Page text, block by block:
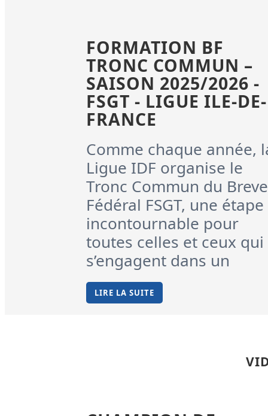
FORMATION BF
TRONC COMMUN –
SAISON 2025/2026 -
FSGT - LIGUE ILE-DE-
FRANCE
Comme chaque année,
Ligue IDF organise le
Tronc Commun du
Fédéral FSGT, une étape
incontournable pour
toutes celles et ceux qui
s’engagent dans un
LIRE LA SUITE